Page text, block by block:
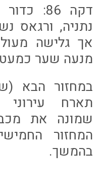
דקה 86:
נתניה, ורגאס
אך גלישה
מנעה שער כמעט
תארח עירוני
שמונה את
המחזור
בהמשך.